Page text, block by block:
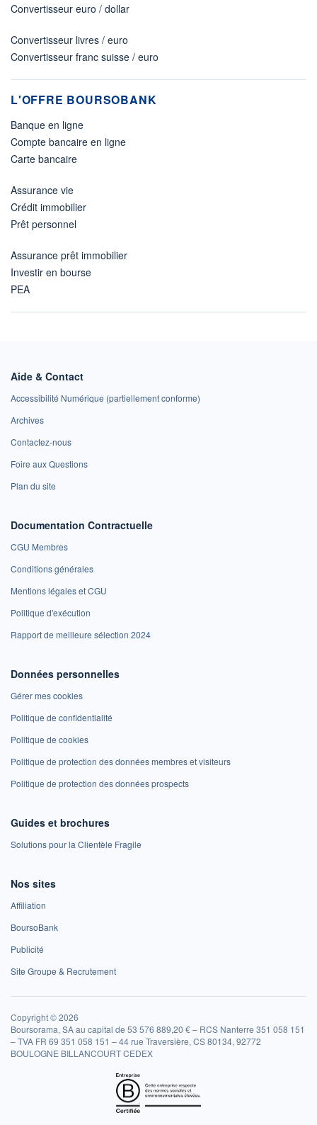
Convertisseur euro / dollar
Convertisseur livres / euro
Convertisseur franc suisse / euro
L'OFFRE BOURSOBANK
Banque en ligne
Compte bancaire en ligne
Carte bancaire
Assurance vie
Crédit immobilier
Prêt personnel
Assurance prêt immobilier
Investir en bourse
PEA
Aide & Contact
Accessibilité Numérique (partiellement conforme)
Archives
Contactez-nous
Foire aux Questions
Plan du site
Documentation Contractuelle
CGU Membres
Conditions générales
Mentions légales et CGU
Politique d'exécution
Rapport de meilleure sélection 2024
Données personnelles
Gérer mes cookies
Politique de confidentialité
Politique de cookies
Politique de protection des données membres et visiteurs
Politique de protection des données prospects
Guides et brochures
Solutions pour la Clientèle Fragile
Nos sites
Affiliation
BoursoBank
Publicité
Site Groupe & Recrutement
Copyright © 2026
Boursorama, SA au capital de 53 576 889,20 € – RCS Nanterre 351 058 151
– TVA FR 69 351 058 151 – 44 rue Traversière, CS 80134, 92772
BOULOGNE BILLANCOURT CEDEX